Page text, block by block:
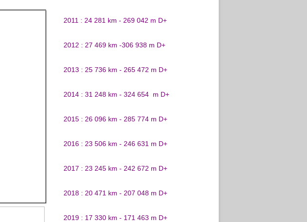
2011 : 24 281 km - 269 042 m D+
2012 : 27 469 km -306 938 m D+
2013 : 25 736 km - 265 472 m D+
2014 : 31 248 km - 324 654 m D+
2015 : 26 096 km - 285 774 m D+
2016 : 23 506 km - 246 631 m D+
2017 : 23 245 km - 242 672 m D+
2018 : 20 471 km - 207 048 m D+
2019 : 17 330 km - 171 463 m D+